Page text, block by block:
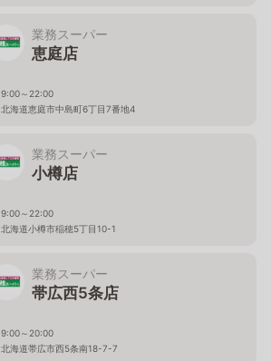
業務スーパー
恵庭店
9:00～22:00
北海道恵庭市中島町6丁目7番地4
業務スーパー
小樽店
9:00～22:00
北海道小樽市稲穂5丁目10-1
業務スーパー
帯広西5条店
9:00～20:00
北海道帯広市西5条南18-7-7